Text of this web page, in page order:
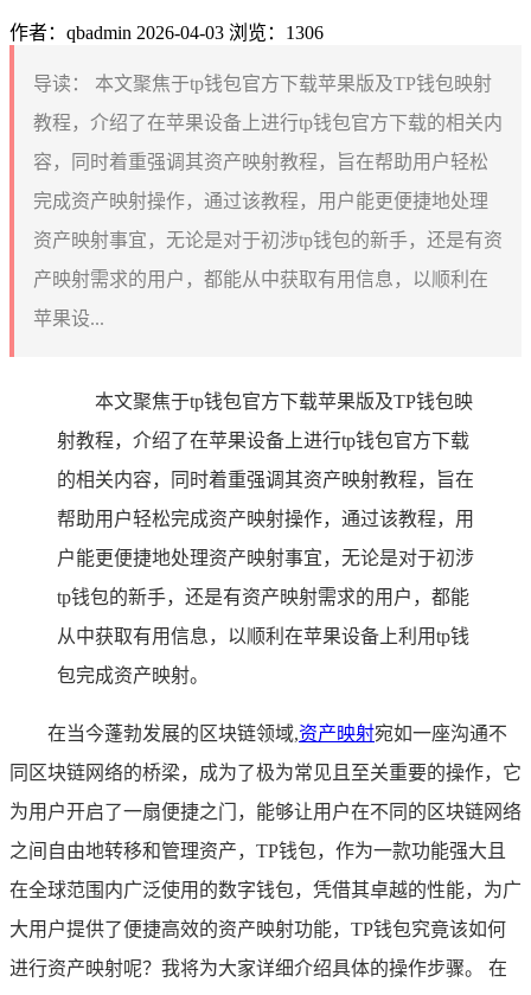
作者：qbadmin 2026-04-03 浏览：1306
导读：
本文聚焦于tp钱包官方下载苹果版及TP钱包映射
教程，介绍了在苹果设备上进行tp钱包官方下载的相关内
容，同时着重强调其资产映射教程，旨在帮助用户轻松
完成资产映射操作，通过该教程，用户能更便捷地处理
资产映射事宜，无论是对于初涉tp钱包的新手，还是有资
产映射需求的用户，都能从中获取有用信息，以顺利在
苹果设...
本文聚焦于tp钱包官方下载苹果版及TP钱包映
射教程，介绍了在苹果设备上进行tp钱包官方下载
的相关内容，同时着重强调其资产映射教程，旨在
帮助用户轻松完成资产映射操作，通过该教程，用
户能更便捷地处理资产映射事宜，无论是对于初涉
tp钱包的新手，还是有资产映射需求的用户，都能
从中获取有用信息，以顺利在苹果设备上利用tp钱
包完成资产映射。
在当今蓬勃发展的区块链领域,资产映射宛如一座沟通不
同区块链网络的桥梁，成为了极为常见且至关重要的操作，它
为用户开启了一扇便捷之门，能够让用户在不同的区块链网络
之间自由地转移和管理资产，TP钱包，作为一款功能强大且
在全球范围内广泛使用的数字钱包，凭借其卓越的性能，为广
大用户提供了便捷高效的资产映射功能，TP钱包究竟该如何
进行资产映射呢？我将为大家详细介绍具体的操作步骤。 在